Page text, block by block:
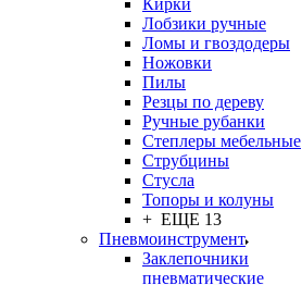
Кирки
Лобзики ручные
Ломы и гвоздодеры
Ножовки
Пилы
Резцы по дереву
Ручные рубанки
Степлеры мебельные
Струбцины
Стусла
Топоры и колуны
+ ЕЩЕ 13
Пневмоинструмент
Заклепочники
пневматические